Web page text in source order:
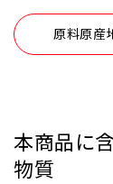
原料原産
本商品に
物質